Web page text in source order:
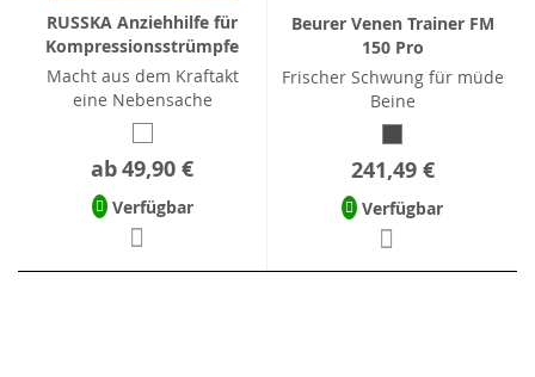
RUSSKA Anziehhilfe für
Kompressionsstrümpfe
Macht aus dem Kraftakt
eine Nebensache
ab49,90 €
Verfügbar
Beurer Venen Trainer FM
150 Pro
Frischer Schwung für müde
Beine
241,49 €
Verfügbar